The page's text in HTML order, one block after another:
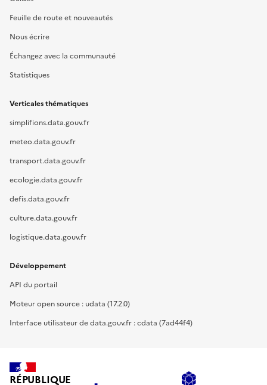
Feuille de route et nouveautés
Nous écrire
Échangez avec la communauté
Statistiques
Verticales thématiques
simplifions.data.gouv.fr
meteo.data.gouv.fr
transport.data.gouv.fr
ecologie.data.gouv.fr
defis.data.gouv.fr
culture.data.gouv.fr
logistique.data.gouv.fr
Développement
API du portail
Moteur open source : udata (17.2.0)
Interface utilisateur de data.gouv.fr : cdata (7ad44f4)
RÉPUBLIQUE